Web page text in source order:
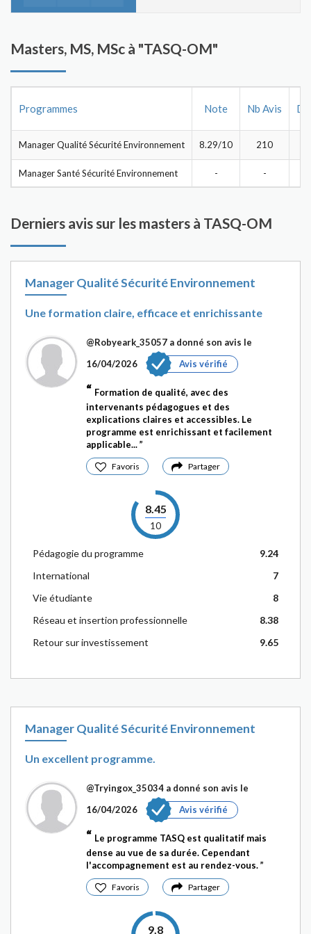
Masters, MS, MSc à "TASQ-OM"
Programmes Note Nb Avis
Manager Qualité Sécurité Environnement 8.29/10 210
Manager Santé Sécurité Environnement - -
Derniers avis sur les masters à TASQ-OM
Manager Qualité Sécurité Environnement
Une formation claire, efficace et enrichissante
@Robyeark_35057 a donné son avis le
16/04/2026
Avis vérifié
Formation de qualité, avec des
intervenants pédagogues et des
explications claires et accessibles. Le
programme est enrichissant et facilement
applicable...
Favoris Partager
8.45
10
Pédagogie du programme
9.24
International
7
Vie étudiante
8
Réseau et insertion professionnelle
8.38
Retour sur investissement
9.65
Manager Qualité Sécurité Environnement
Un excellent programme.
@Tryingox_35034 a donné son avis le
16/04/2026
Avis vérifié
Le programme TASQ est qualitatif mais
dense au vue de sa durée. Cependant
l'accompagnement est au rendez-vous.
Favoris Partager
9.8